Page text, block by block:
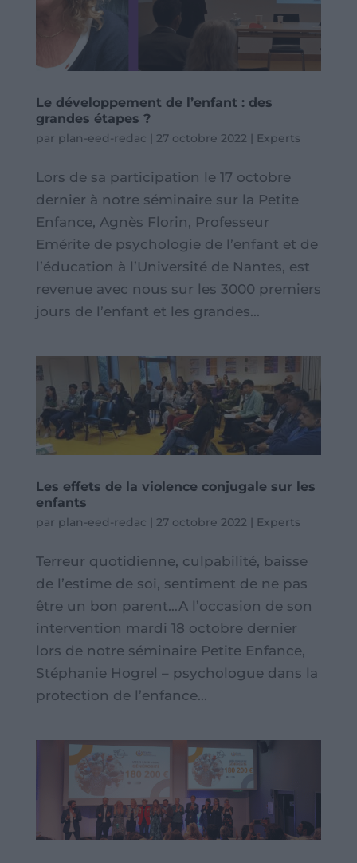
Le développement de l’enfant : des
grandes étapes ?
par plan-eed-redac | 27 octobre 2022 | Experts
Lors de sa participation le 17 octobre
dernier à notre séminaire sur la Petite
Enfance, Agnès Florin, Professeur
Emérite de psychologie de l’enfant et de
l’éducation à l’Université de Nantes, est
revenue avec nous sur les 3000 premiers
jours de l’enfant et les grandes...
Les effets de la violence conjugale sur les
enfants
par plan-eed-redac 27 octobre 2022 Experts
Terreur quotidienne, culpabilité, baisse
de l’estime de soi, sentiment de ne pas
être un bon parent…A l’occasion de son
intervention mardi 18 octobre dernier
lors de notre séminaire Petite Enfance,
Stéphanie Hogrel – psychologue dans la
protection de l’enfance...